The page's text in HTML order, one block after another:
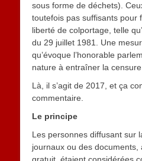
sous forme de déchets).
toutefois pas suffisants pour
liberté de colportage, telle
du 29 juillet 1981. Une
qu’évoque l’honorable
nature à entraîner la
Là, il s’agit de 2017, et ça
commentaire.
Le principe
Les personnes diffusant sur
journaux ou des documents,